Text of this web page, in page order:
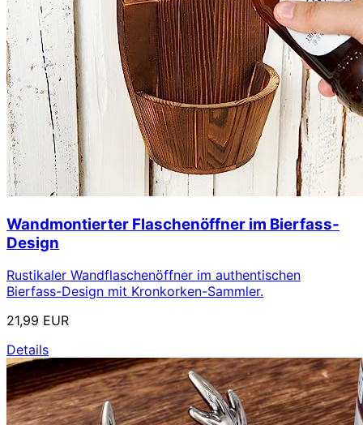
Wandmontierter Flaschenöffner im Bierfass-
Design
Rustikaler Wandflaschenöffner im authentischen
Bierfass-Design mit Kronkorken-Sammler.
21,99 EUR
Details